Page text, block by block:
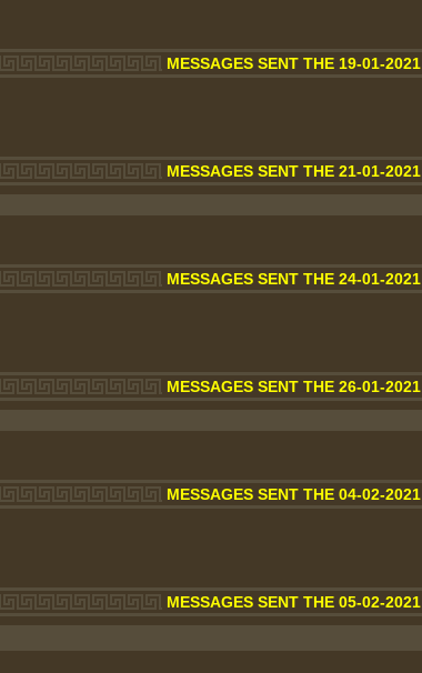
MESSAGES SENT THE 19-01-2021
MESSAGES SENT THE 21-01-2021
MESSAGES SENT THE 24-01-2021
MESSAGES SENT THE 26-01-2021
MESSAGES SENT THE 04-02-2021
MESSAGES SENT THE 05-02-2021